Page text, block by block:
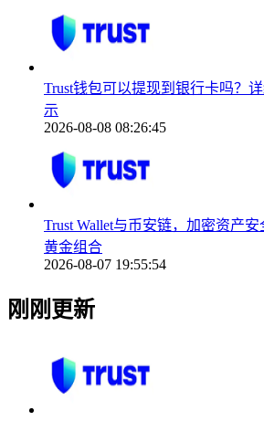
Trust钱包可以提现到银行卡吗？
示
2026-08-08 08:26:45
Trust Wallet与币安链，加密资产
黄金组合
2026-08-07 19:55:54
刚刚更新